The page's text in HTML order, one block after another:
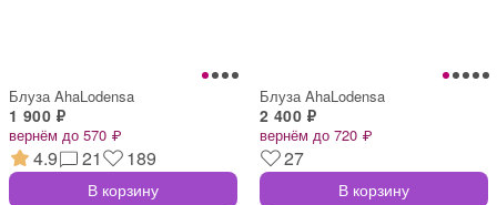
Блуза AhaLodensa
1 900 ₽
вернём до 570 ₽
4.9 21 189
В корзину
Блуза AhaLodensa
2 400 ₽
вернём до 720 ₽
27
В корзину